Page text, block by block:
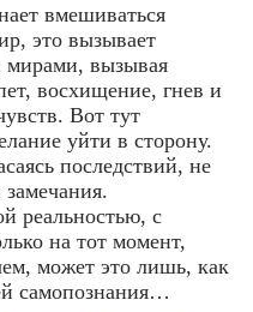
вмешиваться
это вызывает
мирами, вызывая
восхищение, гнев и
Вот тут
уйти в сторону.
последствий, не
реальностью, с
на тот момент,
может это лишь, как
самопознания…